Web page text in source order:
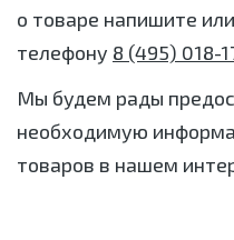
о товаре напишите
телефону 8 (495) 018-
Мы будем рады
необходимую
товаров в нашем